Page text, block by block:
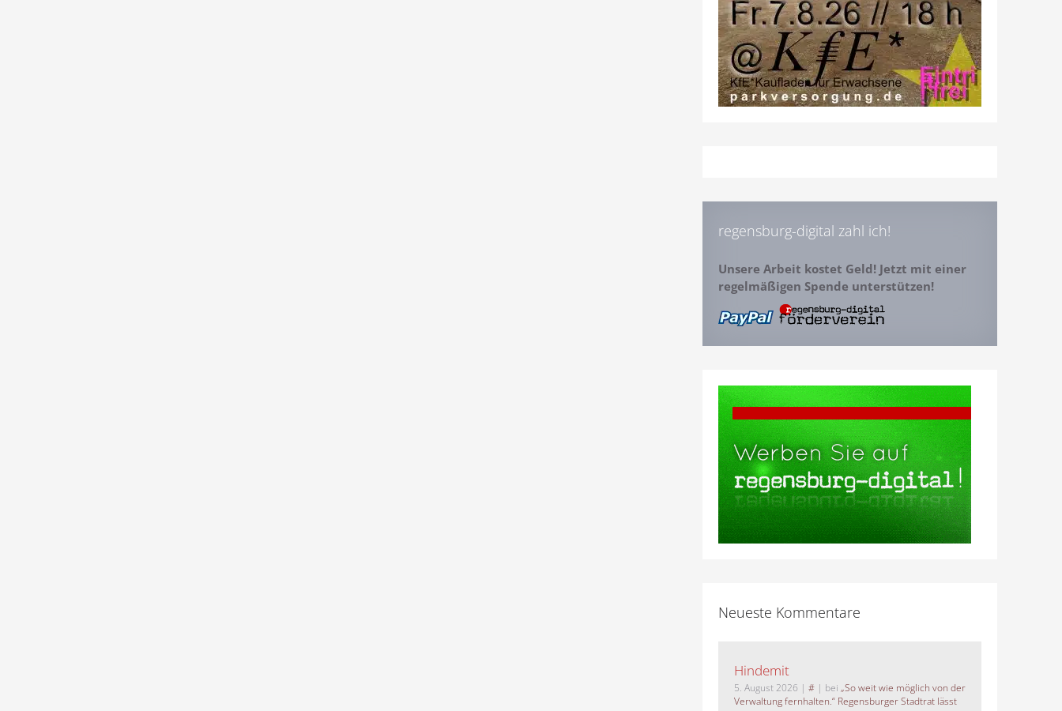
regensburg-digital zahl ich!
Unsere Arbeit kostet Geld! Jetzt mit einer
regelmäßigen Spende unterstützen!
Neueste Kommentare
Hindemit
5. August 2026 | #| bei „So weit wie möglich von der
Verwaltung fernhalten.“ Regensburger Stadtrat lässt